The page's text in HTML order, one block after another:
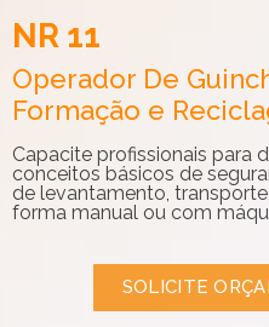
NR 11
Operador De
Formação e
Capacite profissionais para
conceitos básicos de
de levantamento,
forma manual ou com
SOLICITE